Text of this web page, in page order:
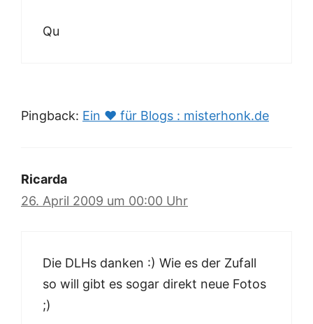
Qu
Pingback: Ein ♥ für Blogs : misterhonk.de
Ricarda
26. April 2009 um 00:00 Uhr
Die DLHs danken :) Wie es der Zufall
so will gibt es sogar direkt neue Fotos
;)